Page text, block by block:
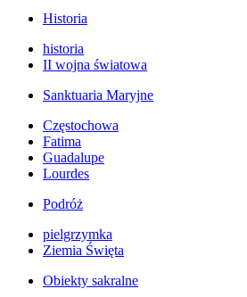
Historia
historia
II wojna światowa
Sanktuaria Maryjne
Częstochowa
Fatima
Guadalupe
Lourdes
Podróż
pielgrzymka
Ziemia Święta
Obiekty sakralne